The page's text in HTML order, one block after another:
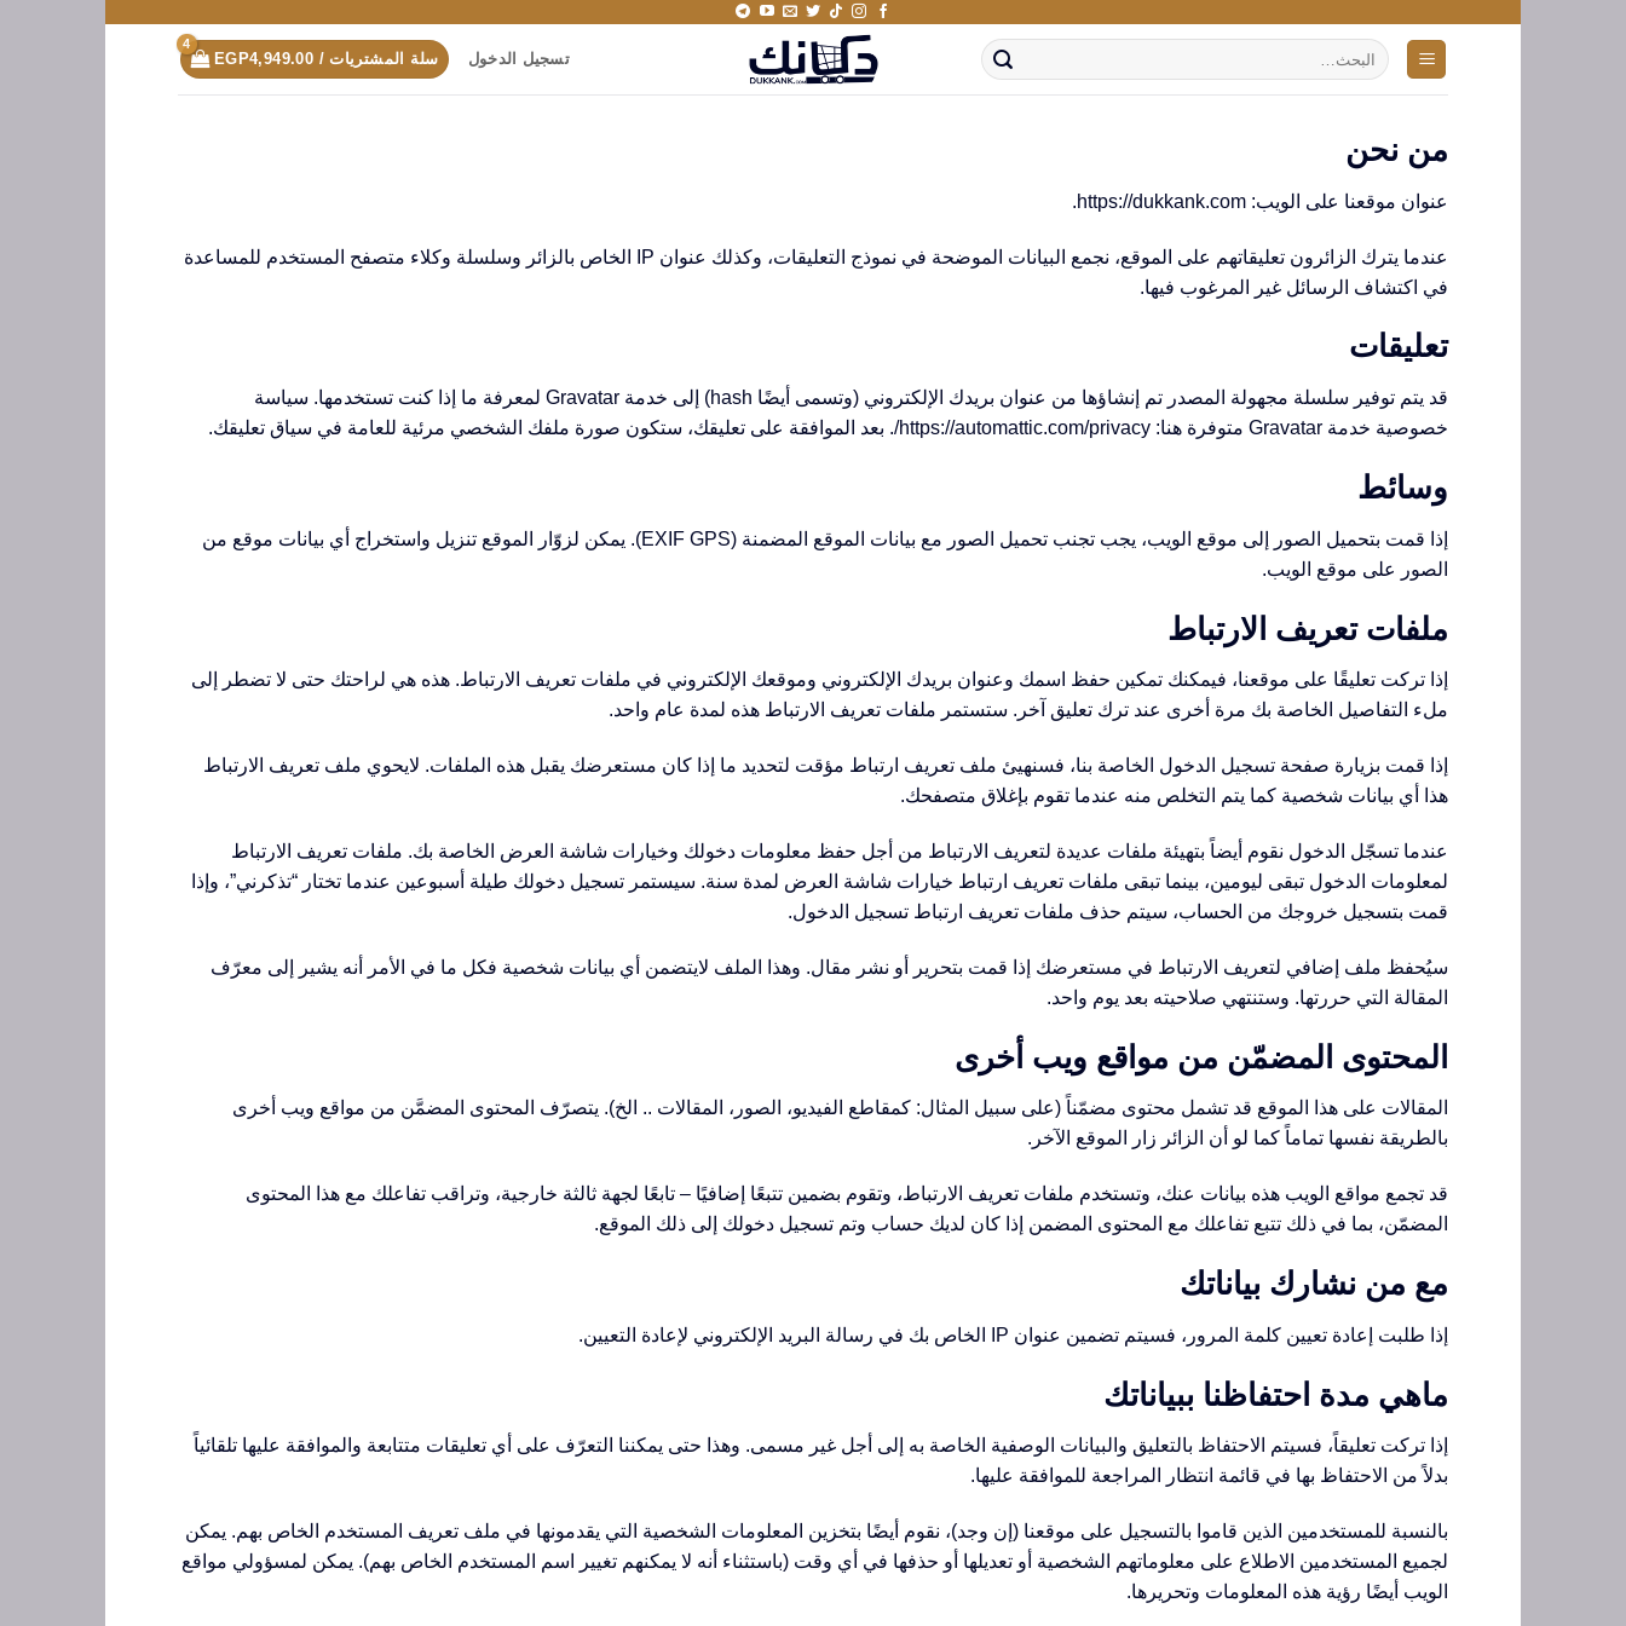
البحث
عن:
تسجيل الدخول سلة المشتريات / EGP4,949.00
من نحن
عنوان موقعنا على الويب: https://dukkank.com.
عندما يترك الزائرون تعليقاتهم على الموقع، نجمع البيانات الموضحة في نموذج التعليقات، وكذلك عنوان IP الخاص بالزائر وسلسلة وكلاء متصفح المستخدم للمساعدة
في اكتشاف الرسائل غير المرغوب فيها.
تعليقات
قد يتم توفير سلسلة مجهولة المصدر تم إنشاؤها من عنوان بريدك الإلكتروني (وتسمى أيضًا hash) إلى خدمة Gravatar لمعرفة ما إذا كنت تستخدمها. سياسة
خصوصية خدمة Gravatar متوفرة هنا: https://automattic.com/privacy/. بعد الموافقة على تعليقك، ستكون صورة ملفك الشخصي مرئية للعامة في سياق تعليقك.
وسائط
إذا قمت بتحميل الصور إلى موقع الويب، يجب تجنب تحميل الصور مع بيانات الموقع المضمنة (EXIF GPS). يمكن لزوّار الموقع تنزيل واستخراج أي بيانات موقع من
الصور على موقع الويب.
ملفات تعريف الارتباط
إذا تركت تعليقًا على موقعنا، فيمكنك تمكين حفظ اسمك وعنوان بريدك الإلكتروني وموقعك الإلكتروني في ملفات تعريف الارتباط. هذه هي لراحتك حتى لا تضطر إلى
ملء التفاصيل الخاصة بك مرة أخرى عند ترك تعليق آخر. ستستمر ملفات تعريف الارتباط هذه لمدة عام واحد.
إذا قمت بزيارة صفحة تسجيل الدخول الخاصة بنا، فسنهيئ ملف تعريف ارتباط مؤقت لتحديد ما إذا كان مستعرضك يقبل هذه الملفات. لايحوي ملف تعريف الارتباط
هذا أي بيانات شخصية كما يتم التخلص منه عندما تقوم بإغلاق متصفحك.
عندما تسجّل الدخول نقوم أيضاً بتهيئة ملفات عديدة لتعريف الارتباط من أجل حفظ معلومات دخولك وخيارات شاشة العرض الخاصة بك. ملفات تعريف الارتباط
لمعلومات الدخول تبقى ليومين، بينما تبقى ملفات تعريف ارتباط خيارات شاشة العرض لمدة سنة. سيستمر تسجيل دخولك طيلة أسبوعين عندما تختار “تذكرني”، وإذا
قمت بتسجيل خروجك من الحساب، سيتم حذف ملفات تعريف ارتباط تسجيل الدخول.
سيُحفظ ملف إضافي لتعريف الارتباط في مستعرضك إذا قمت بتحرير أو نشر مقال. وهذا الملف لايتضمن أي بيانات شخصية فكل ما في الأمر أنه يشير إلى معرّف
المقالة التي حررتها. وستنتهي صلاحيته بعد يوم واحد.
المحتوى المضمّن من مواقع ويب أخرى
المقالات على هذا الموقع قد تشمل محتوى مضمّناً (على سبيل المثال: كمقاطع الفيديو، الصور، المقالات .. الخ). يتصرّف المحتوى المضمَّن من مواقع ويب أخرى
بالطريقة نفسها تماماً كما لو أن الزائر زار الموقع الآخر.
قد تجمع مواقع الويب هذه بيانات عنك، وتستخدم ملفات تعريف الارتباط، وتقوم بضمين تتبعًا إضافيًا – تابعًا لجهة ثالثة خارجية، وتراقب تفاعلك مع هذا المحتوى
المضمّن، بما في ذلك تتبع تفاعلك مع المحتوى المضمن إذا كان لديك حساب وتم تسجيل دخولك إلى ذلك الموقع.
مع من نشارك بياناتك
إذا طلبت إعادة تعيين كلمة المرور، فسيتم تضمين عنوان IP الخاص بك في رسالة البريد الإلكتروني لإعادة التعيين.
ماهي مدة احتفاظنا ببياناتك
إذا تركت تعليقاً، فسيتم الاحتفاظ بالتعليق والبيانات الوصفية الخاصة به إلى أجل غير مسمى. وهذا حتى يمكننا التعرّف على أي تعليقات متتابعة والموافقة عليها تلقائياً
بدلاً من الاحتفاظ بها في قائمة انتظار المراجعة للموافقة عليها.
بالنسبة للمستخدمين الذين قاموا بالتسجيل على موقعنا (إن وجد)، نقوم أيضًا بتخزين المعلومات الشخصية التي يقدمونها في ملف تعريف المستخدم الخاص بهم. يمكن
لجميع المستخدمين الاطلاع على معلوماتهم الشخصية أو تعديلها أو حذفها في أي وقت (باستثناء أنه لا يمكنهم تغيير اسم المستخدم الخاص بهم). يمكن لمسؤولي مواقع
الويب أيضًا رؤية هذه المعلومات وتحريرها.